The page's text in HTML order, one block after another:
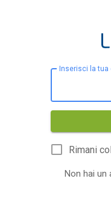
Inserisci la tua
Rimani
Non hai un